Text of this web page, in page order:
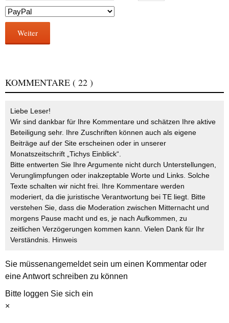
Weiter
KOMMENTARE ( 22 )
Liebe Leser!
Wir sind dankbar für Ihre Kommentare und schätzen Ihre aktive
Beteiligung sehr. Ihre Zuschriften können auch als eigene
Beiträge auf der Site erscheinen oder in unserer
Monatszeitschrift „Tichys Einblick“.
Bitte entwerten Sie Ihre Argumente nicht durch Unterstellungen,
Verunglimpfungen oder inakzeptable Worte und Links. Solche
Texte schalten wir nicht frei. Ihre Kommentare werden
moderiert, da die juristische Verantwortung bei TE liegt. Bitte
verstehen Sie, dass die Moderation zwischen Mitternacht und
morgens Pause macht und es, je nach Aufkommen, zu
zeitlichen Verzögerungen kommen kann. Vielen Dank für Ihr
Verständnis. Hinweis
Sie müssenangemeldetsein um einen Kommentar oder
eine Antwort schreiben zu können
Bitte loggen Sie sich ein
×